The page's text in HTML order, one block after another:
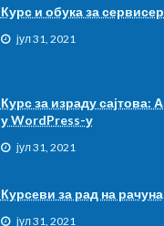
Курс и обука за
јул 31, 2021
Курс за израду сајтова:
у WordPress-у
јул 31, 2021
Курсеви за рад на
јул 31, 2021